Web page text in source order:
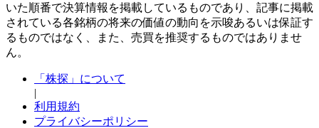
いた順番で決算情報を掲載しているものであり、記事に掲載
されている各銘柄の将来の価値の動向を示唆あるいは保証す
るものではなく、また、売買を推奨するものではありませ
ん。
「株探」について
|
利用規約
プライバシーポリシー